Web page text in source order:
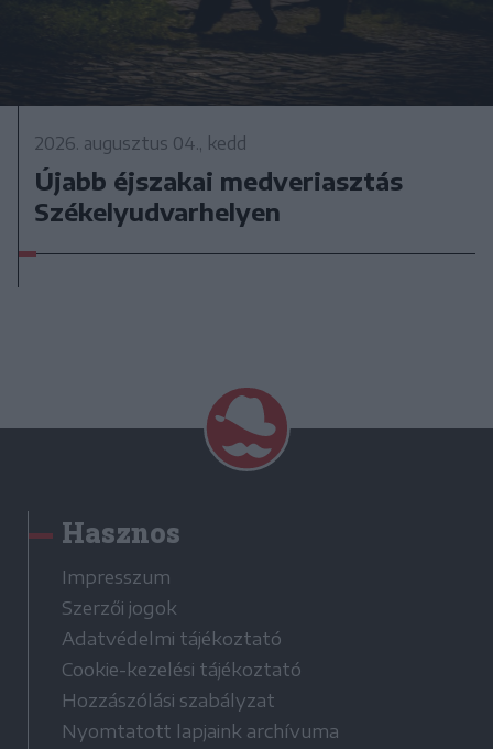
2026. augusztus 04., kedd
Újabb éjszakai medveriasztás
Székelyudvarhelyen
Hasznos
Impresszum
Szerzői jogok
Adatvédelmi tájékoztató
Cookie-kezelési tájékoztató
Hozzászólási szabályzat
Nyomtatott lapjaink archívuma